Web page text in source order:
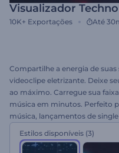
Visualizador
10K+ Exportações Até
Compartilhe a energia de
videoclipe eletrizante. Deixe
ao máximo. Carregue sua
música em minutos. Perfeito
música, lançamentos de
gratuitamente!
Estilos disponíveis (3)